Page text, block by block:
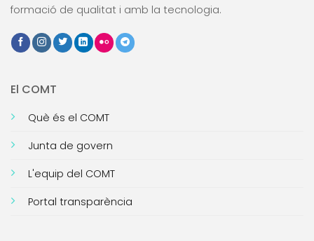
formació de qualitat i amb la tecnologia.
El COMT
Què és el COMT
Junta de govern
L'equip del COMT
Portal transparència